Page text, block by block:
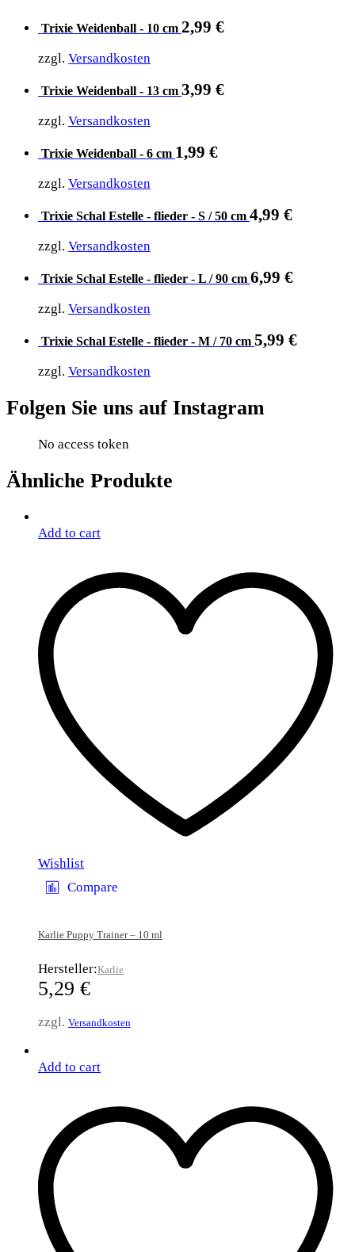
Trixie Weidenball - 10 cm 2,99 €
zzgl. Versandkosten
Trixie Weidenball - 13 cm 3,99 €
zzgl. Versandkosten
Trixie Weidenball - 6 cm 1,99 €
zzgl. Versandkosten
Trixie Schal Estelle - flieder - S / 50 cm 4,99 €
zzgl. Versandkosten
Trixie Schal Estelle - flieder - L / 90 cm 6,99 €
zzgl. Versandkosten
Trixie Schal Estelle - flieder - M / 70 cm 5,99 €
zzgl. Versandkosten
Folgen Sie uns auf Instagram
No access token
Ähnliche Produkte
Add to cart
Wishlist
Compare
Karlie Puppy Trainer – 10 ml
Hersteller:Karlie
5,29 €
zzgl. Versandkosten
Add to cart